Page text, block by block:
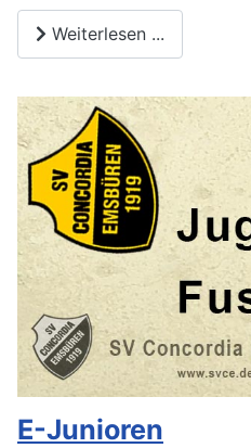
Weiterlesen ...
E-Junioren